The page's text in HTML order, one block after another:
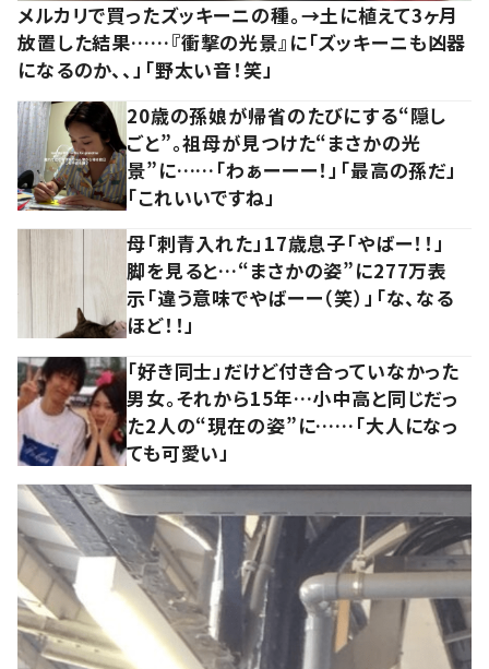
メルカリで買ったズッキーニの種。→土に植えて3ヶ月
放置した結果……『衝撃の光景』に「ズッキーニも凶器
になるのか、、」「野太い音！笑」
20歳の孫娘が帰省のたびにする“隠し
ごと”。祖母が見つけた“まさかの光
景”に……「わぁーーー！」「最高の孫だ」
「これいいですね」
母「刺青入れた」17歳息子「やばー！！」
脚を見ると…“まさかの姿”に277万表
示「違う意味でやばーー（笑）」「な、なる
ほど！！」
「好き同士」だけど付き合っていなかった
男女。それから15年…小中高と同じだっ
た2人の“現在の姿”に……「大人になっ
ても可愛い」